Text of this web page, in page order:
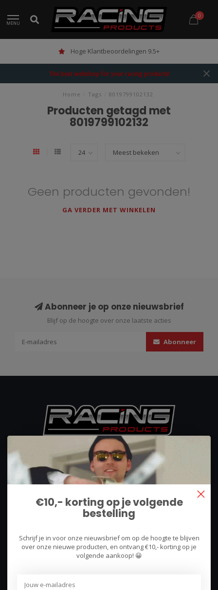
MENU
0
Hoge Klantbeoordelingen 9.5+
The best webshop for your racing products!
Home Tags 8019799102132
Producten getagd met
8019799102132
Geen producten gevonden!
GA VERDER MET WINKELEN
Abonneer je op onze nieuwsbrief
Blijf op de hoogte over onze laatste acties
Abonneer
We use what we sell, that's the difference!
Hullerpad 13Q
Lunteren, Nederland
085 744 4602
shop@racing-products.com
€10,- korting op je volgende
bestelling
Schrijf je in voor onze nieuwsbrief om op de hoogte te blijven
over onze nieuwe producten, en ontvang €10,- korting op je
volgende aankoop! 😀